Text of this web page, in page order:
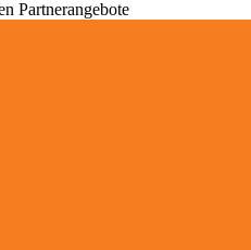
Partnerangebote